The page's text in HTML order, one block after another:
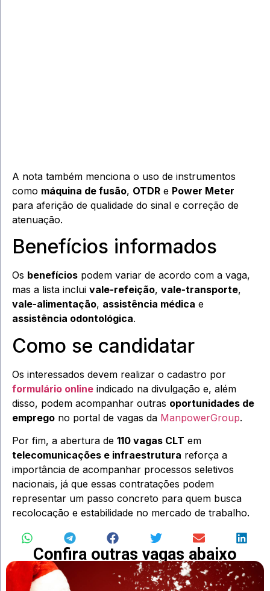
A nota também menciona o uso de instrumentos
como máquina de fusão, OTDR e Power Meter
para aferição de qualidade do sinal e correção de
atenuação.
Benefícios informados
Os benefícios podem variar de acordo com a vaga,
mas a lista inclui vale-refeição, vale-transporte,
vale-alimentação, assistência médica e
assistência odontológica.
Como se candidatar
Os interessados devem realizar o cadastro por
formulário online indicado na divulgação e, além
disso, podem acompanhar outras oportunidades de
emprego no portal de vagas da ManpowerGroup.
Por fim, a abertura de 110 vagas CLT em
telecomunicações e infraestrutura reforça a
importância de acompanhar processos seletivos
nacionais, já que essas contratações podem
representar um passo concreto para quem busca
recolocação e estabilidade no mercado de trabalho.
Confira outras vagas abaixo